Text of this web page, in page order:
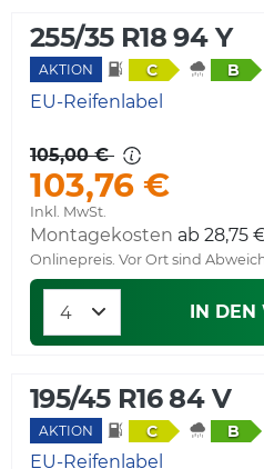
255/35 R18 94 Y
AKTION C B
EU-Reifenlabel
105,00 €
103,76 €
Inkl. MwSt.
Montagekosten ab 28,75
Onlinepreis. Vor Ort sind
IN DEN
195/45 R16 84 V
AKTION C B
EU-Reifenlabel